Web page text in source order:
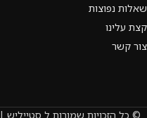
שאלות נפוצות
קצת עלינו
צור קשר
© כל הזכויות שמורות ל סטייליש |